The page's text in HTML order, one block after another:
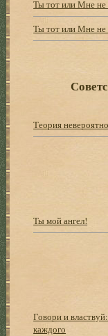
Ты тот или Мне не
Ты тот или Мне
Теория
Ты мой ангел!
Говори и
каждого